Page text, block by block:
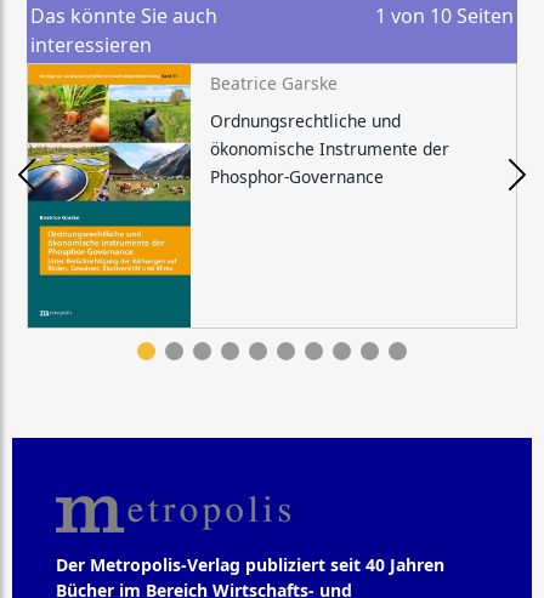
Das könnte Sie auch
interessieren
1 von 10 Seiten
Beatrice Garske
Ordnungsrechtliche und
ökonomische Instrumente der
Phosphor-Governance
Der Metropolis-Verlag publiziert seit 40 Jahren
Bücher im Bereich Wirtschafts- und